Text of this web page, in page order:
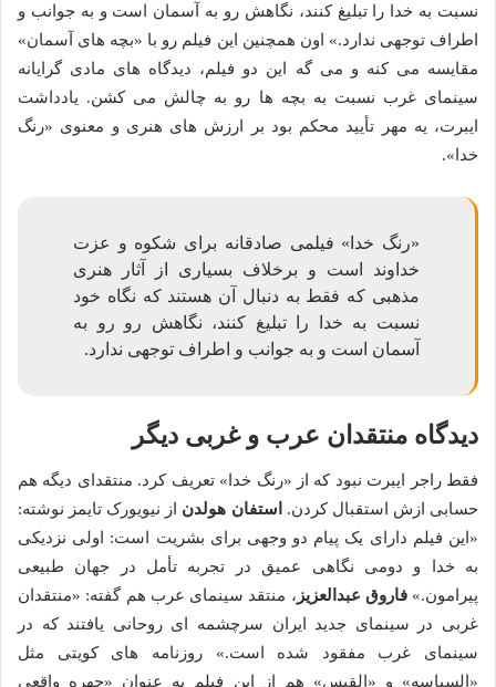
نسبت به خدا را تبلیغ کنند، نگاهش رو به آسمان است و به جوانب و
اطراف توجهی ندارد.» اون همچنین این فیلم رو با «بچه های آسمان»
مقایسه می کنه و می گه این دو فیلم، دیدگاه های مادی گرایانه
سینمای غرب نسبت به بچه ها رو به چالش می کشن. یادداشت
ایبرت، یه مهر تأیید محکم بود بر ارزش های هنری و معنوی «رنگ
خدا».
«رنگ خدا» فیلمی صادقانه برای شکوه و عزت
خداوند است و برخلاف بسیاری از آثار هنری
مذهبی که فقط به دنبال آن هستند که نگاه خود
نسبت به خدا را تبلیغ کنند، نگاهش رو رو به
آسمان است و به جوانب و اطراف توجهی ندارد.
دیدگاه منتقدان عرب و غربی دیگر
فقط راجر ایبرت نبود که از «رنگ خدا» تعریف کرد. منتقدای دیگه هم
حسابی ازش استقبال کردن.
استفان هولدن از نیویورک تایمز نوشته:
«این فیلم دارای یک پیام دو وجهی برای بشریت است: اولی نزدیکی
به خدا و دومی نگاهی عمیق در تجربه تأمل در جهان طبیعی
پیرامون.»فاروق عبدالعزیز ، منتقد سینمای عرب هم گفته: «منتقدان
غربی در سینمای جدید ایران سرچشمه ای روحانی یافتند که در
سینمای غرب مفقود شده است.» روزنامه های کویتی مثل
«السیاسه» و «القبس» هم از این فیلم به عنوان «چهره واقعی